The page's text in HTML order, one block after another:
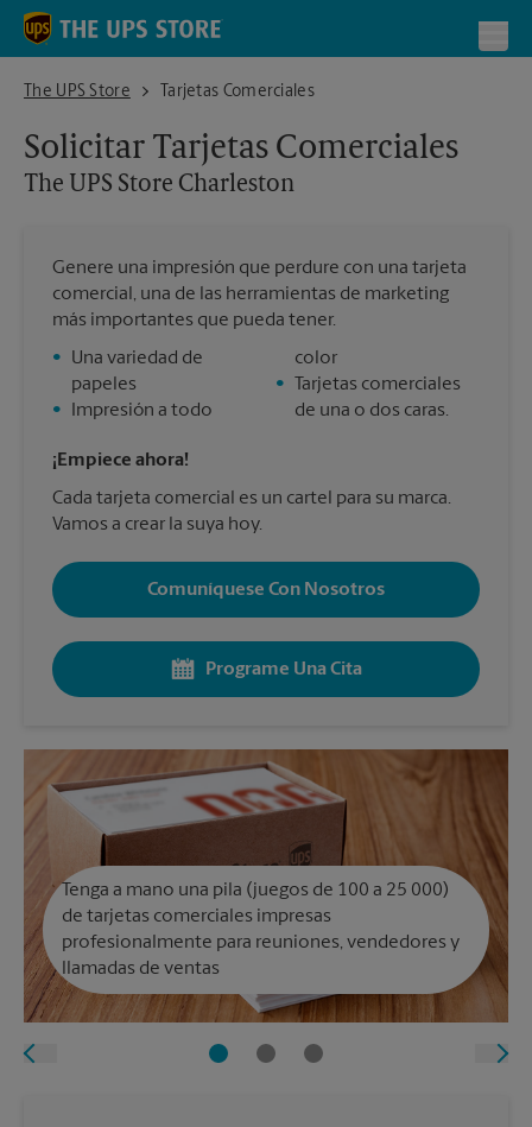
Skip to content
Return to Nav
The UPS Store
The UPS Store CharlestonTarjetas Comerciales
Solicitar Tarjetas Comerciales
The UPS Store Charleston
Genere una impresión que perdure con una tarjeta
comercial, una de las herramientas de marketing
más importantes que pueda tener.
•
Una variedad de
papeles
•
Impresión a todo
color
•
Tarjetas comerciales
de una o dos caras.
¡Empiece ahora!
Cada tarjeta comercial es un cartel para su marca.
Vamos a crear la suya hoy.
Comuníquese Con Nosotros
Programe Una Cita
Tenga a mano una pila (juegos de 100 a 25 000)
de tarjetas comerciales impresas
profesionalmente para reuniones, vendedores y
llamadas de ventas